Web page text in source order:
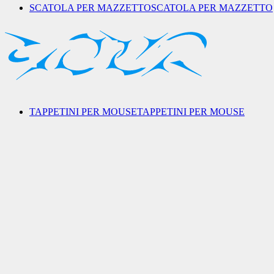
SCATOLA PER MAZZETTOSCATOLA PER MAZZETTO
TAPPETINI PER MOUSETAPPETINI PER MOUSE